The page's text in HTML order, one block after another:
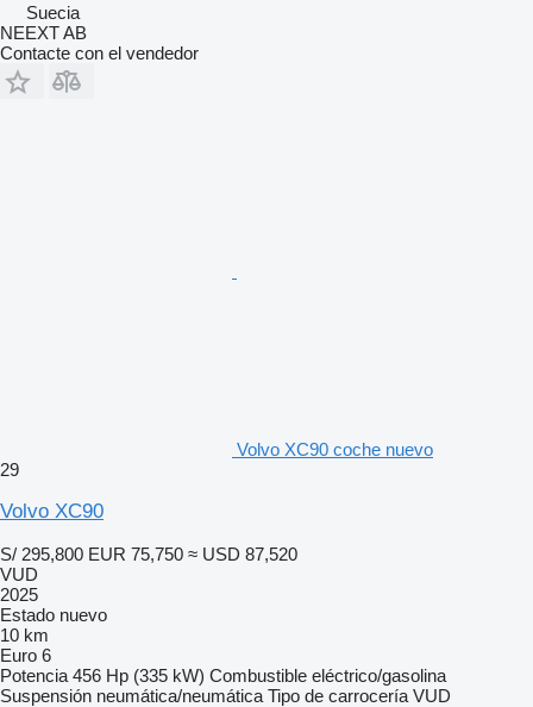
Suecia
NEEXT AB
Contacte con el vendedor
Volvo XC90 coche nuevo
29
Volvo XC90
S/ 295,800 EUR 75,750 ≈ USD 87,520
VUD
2025
Estado nuevo
10 km
Euro 6
Potencia 456 Hp (335 kW) Combustible eléctrico/gasolina
Suspensión neumática/neumática Tipo de carrocería VUD